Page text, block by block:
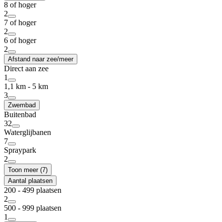
8 of hoger
2
7 of hoger
2
6 of hoger
2
Afstand naar zee/meer
Direct aan zee
1
1,1 km - 5 km
3
Zwembad
Buitenbad
32
Waterglijbanen
7
Spraypark
2
Toon meer (7)
Aantal plaatsen
200 - 499 plaatsen
2
500 - 999 plaatsen
1